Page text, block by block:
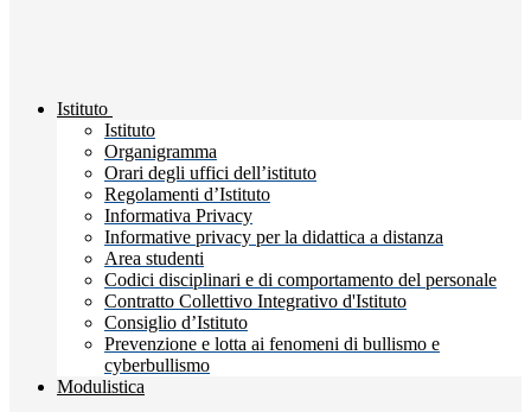
Istituto
Istituto
Organigramma
Orari degli uffici dell’istituto
Regolamenti d’Istituto
Informativa Privacy
Informative privacy per la didattica a distanza
Area studenti
Codici disciplinari e di comportamento del personale
Contratto Collettivo Integrativo d'Istituto
Consiglio d’Istituto
Prevenzione e lotta ai fenomeni di bullismo e
cyberbullismo
Modulistica